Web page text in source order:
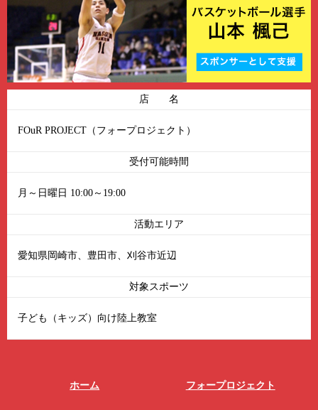
店 名
FOuR PROJECT（フォープロジェクト）
受付可能時間
月～日曜日 10:00～19:00
活動エリア
愛知県岡崎市、豊田市、刈谷市近辺
対象スポーツ
子ども（キッズ）向け陸上教室
ホーム フォープロジェクト